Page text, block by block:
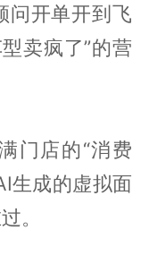
问开单开到飞
卖疯了”的营
门店的“消费
生成的虚拟面
。